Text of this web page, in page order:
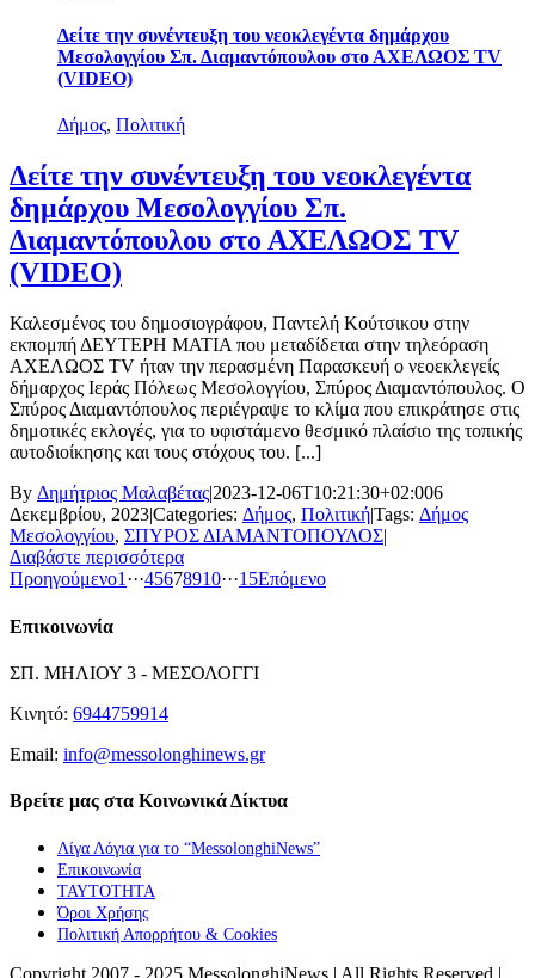
Δείτε την συνέντευξη του νεοκλεγέντα δημάρχου
Μεσολογγίου Σπ. Διαμαντόπουλου στο ΑΧΕΛΩΟΣ TV
(VIDEO)
Δήμος, Πολιτική
Δείτε την συνέντευξη του νεοκλεγέντα
δημάρχου Μεσολογγίου Σπ.
Διαμαντόπουλου στο ΑΧΕΛΩΟΣ TV
(VIDEO)
Καλεσμένος του δημοσιογράφου, Παντελή Κούτσικου στην
εκπομπή ΔΕΥΤΕΡΗ ΜΑΤΙΑ που μεταδίδεται στην τηλεόραση
ΑΧΕΛΩΟΣ TV ήταν την περασμένη Παρασκευή ο νεοεκλεγείς
δήμαρχος Ιεράς Πόλεως Μεσολογγίου, Σπύρος Διαμαντόπουλος. Ο
Σπύρος Διαμαντόπουλος περιέγραψε το κλίμα που επικράτησε στις
δημοτικές εκλογές, για το υφιστάμενο θεσμικό πλαίσιο της τοπικής
αυτοδιοίκησης και τους στόχους του. [...]
By Δημήτριος Μαλαβέτας|2023-12-06T10:21:30+02:006
Δεκεμβρίου, 2023|Categories: Δήμος, Πολιτική|Tags: Δήμος
Μεσολογγίου, ΣΠΥΡΟΣ ΔΙΑΜΑΝΤΟΠΟΥΛΟΣ|
Διαβάστε περισσότερα
Προηγούμενο1 ···45678910···15Επόμενο
Επικοινωνία
ΣΠ. ΜΗΛΙΟΥ 3 - ΜΕΣΟΛΟΓΓΙ
Κινητό: 6944759914
Email: info@messolonghinews.gr
Βρείτε μας στα Κοινωνικά Δίκτυα
Λίγα Λόγια για το “MessolonghiNews”
Επικοινωνία
ΤΑΥΤΟΤΗΤΑ
Όροι Χρήσης
Πολιτική Απορρήτου & Cookies